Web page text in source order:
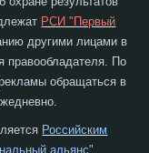
РСИ "Первый
другими лицами в
правообладателя. По
обращаться в
Российским
альянс"